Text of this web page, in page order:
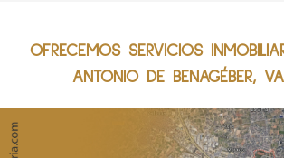
OFRECEMOS SERVICIOS
ANTONIO DE BENAGÉBER,